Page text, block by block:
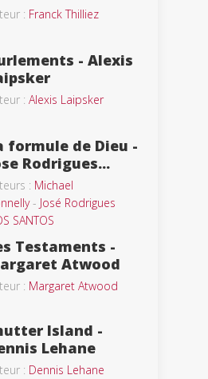
: Franck Thilliez
- Alexis
: Alexis Laipsker
formule de Dieu -
Rodrigues...
: Michael
- José Rodrigues
SANTOS
Testaments -
Atwood
: Margaret Atwood
Island -
Lehane
: Dennis Lehane